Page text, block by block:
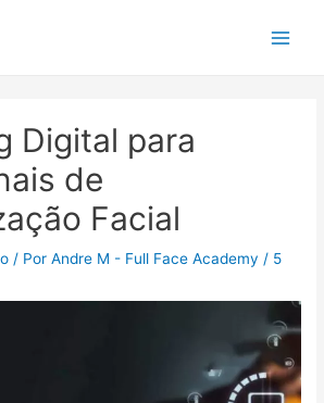
Digital para
de
Facial
/ PorAndre M - Full Face Academy / 5